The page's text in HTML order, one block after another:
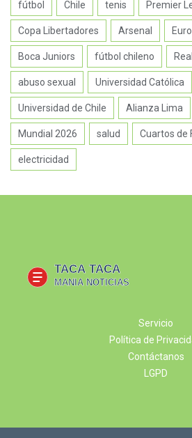
fútbol Chile tenis Premier
Copa Libertadores Arsenal
Boca Juniors fútbol chileno
abuso sexual Universidad Católica
Universidad de Chile Alianza Lima
Mundial 2026 salud Cuartos de
electricidad
Servicio
Política de
Contáctanos
LGPD